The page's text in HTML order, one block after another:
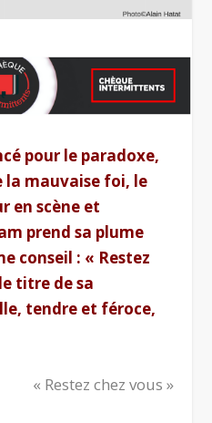
pour le paradoxe,
mauvaise foi, le
en scène et
prend sa plume
conseil : « Restez
titre de sa
tendre et féroce,
« Restez chez vous »